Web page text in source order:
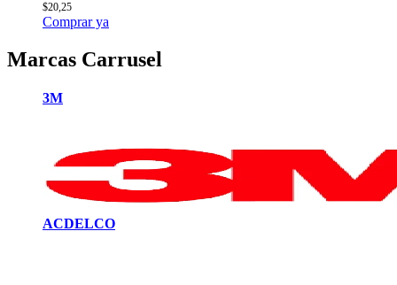
$20,25
Comprar ya
Marcas Carrusel
3M
ACDELCO